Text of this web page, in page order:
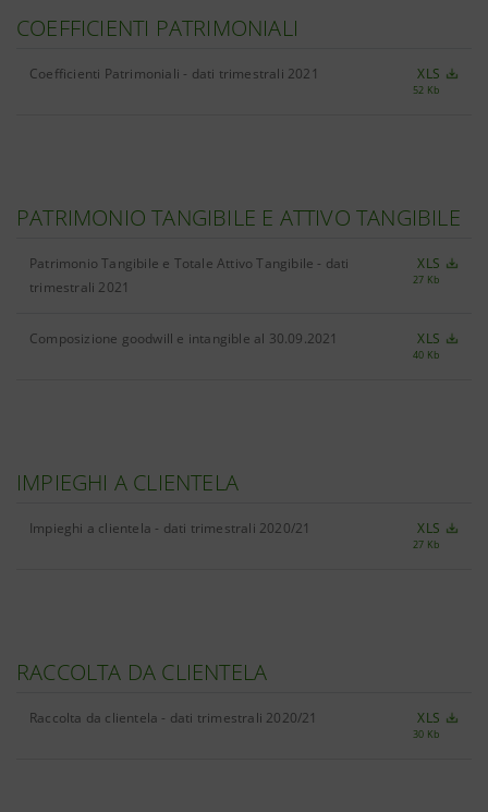
COEFFICIENTI PATRIMONIALI
Coefficienti Patrimoniali - dati trimestrali 2021 XLS
52 Kb
PATRIMONIO TANGIBILE E ATTIVO TANGIBILE
Patrimonio Tangibile e Totale Attivo Tangibile - dati
trimestrali 2021
XLS
27 Kb
Composizione goodwill e intangible al 30.09.2021 XLS
40 Kb
IMPIEGHI A CLIENTELA
Impieghi a clientela - dati trimestrali 2020/21 XLS
27 Kb
RACCOLTA DA CLIENTELA
Raccolta da clientela - dati trimestrali 2020/21 XLS
30 Kb